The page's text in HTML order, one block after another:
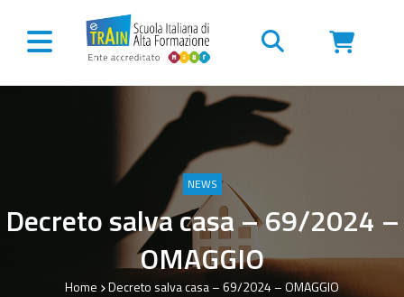
Vai al contenuto
NEWS
Decreto salva casa – 69/2024 –
OMAGGIO
Home Decreto salva casa – 69/2024 – OMAGGIO